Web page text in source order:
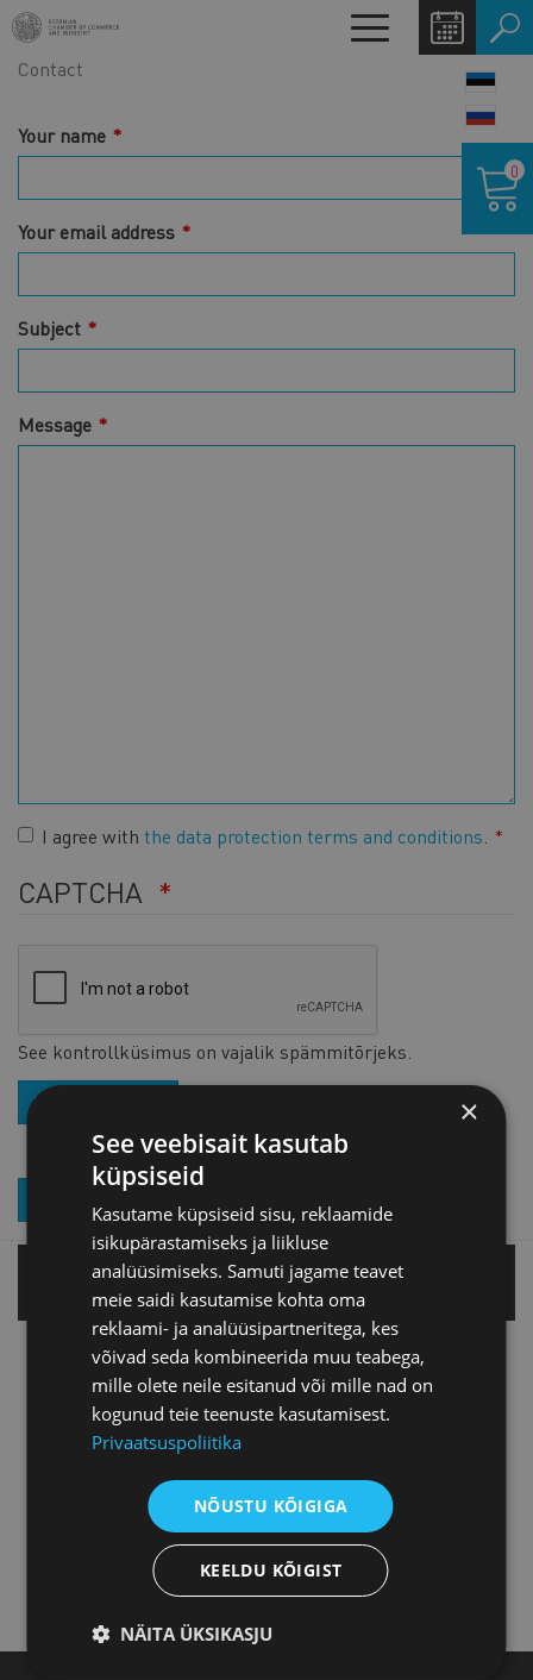
Skip
to
main
Toggle
navigation
Contact
Your name
Your email address
Subject
Message
I agree with the data protection terms and conditions
CAPTCHA
See kontrollküsimus on vajalik spämmitõrjeks.
SEND MESSAGE
cart
0
JOIN OUR NEWSLETTER
Tallinn office
Tartu office
Pärnu office
Kuressaare office
×
See veebisait kasutab
küpsiseid
Kasutame küpsiseid sisu, reklaamide
isikupärastamiseks ja liikluse
analüüsimiseks. Samuti jagame teavet
meie saidi kasutamise kohta oma
reklaami- ja analüüsipartneritega, kes
võivad seda kombineerida muu teabega,
mille olete neile esitanud või mille nad on
kogunud teie teenuste kasutamisest.
Privaatsuspoliitika
NÕUSTU KÕIGIGA
KEELDU KÕIGIST
NÄITA ÜKSIKASJU